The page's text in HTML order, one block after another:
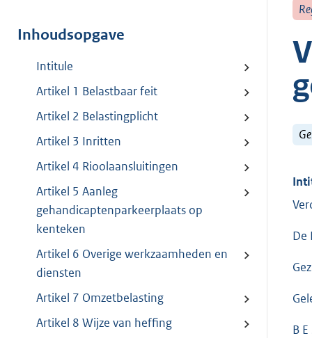
Inhoudsopgave
Intitule
Artikel 1 Belastbaar feit
Artikel 2 Belastingplicht
Artikel 3 Inritten
Artikel 4 Rioolaansluitingen
Artikel 5 Aanleg
gehandicaptenparkeerplaats op
kenteken
Artikel 6 Overige werkzaamheden en
diensten
Artikel 7 Omzetbelasting
Artikel 8 Wijze van heffing
De
B